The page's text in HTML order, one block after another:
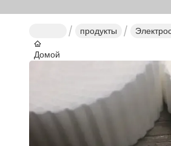
Домой
продукты